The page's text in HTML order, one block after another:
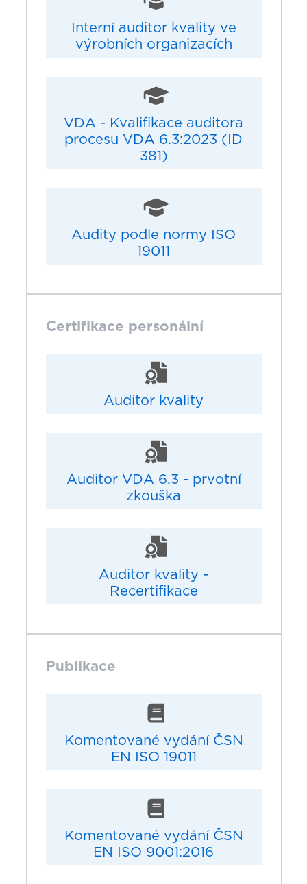
Interní auditor kvality ve
výrobních organizacích
VDA - Kvalifikace auditora
procesu VDA 6.3:2023 (ID
381)
Audity podle normy ISO
19011
Certifikace personální
Auditor kvality
Auditor VDA 6.3 - prvotní
zkouška
Auditor kvality -
Recertifikace
Publikace
Komentované vydání ČSN
EN ISO 19011
Komentované vydání ČSN
EN ISO 9001:2016